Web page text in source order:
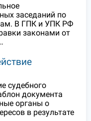
заседаний по
В ГПК и УПК РФ
законами от
судебного
документа
органы о
в результате